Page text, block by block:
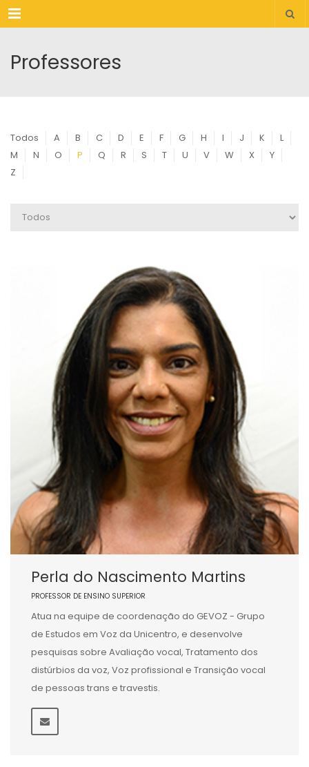
Menu
Professores
Todos A B C D E F G H I J K
L
M
N O P Q R S T U V W X
Y
Z
Perla do Nascimento Martins
PROFESSOR DE ENSINO SUPERIOR
Atua na equipe de coordenação do GEVOZ - Grupo
de Estudos em Voz da Unicentro, e desenvolve
pesquisas sobre Avaliação vocal, Tratamento dos
distúrbios da voz, Voz profissional e Transição vocal
de pessoas trans e travestis.